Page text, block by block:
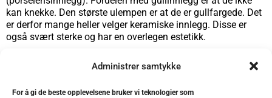
Administrer samtykke
For å gi de beste opplevelsene bruker vi teknologier som
kan knekke. Den største ulempen er at de er gullfargede. Det
er derfor mange heller velger keramiske innlegg. Disse er
også svært sterke og har en overlegen estetikk.
Både gullinnlegg og keramiske innlegg lages normalt av en
tanntekniker og fremstillingen krever minimum to